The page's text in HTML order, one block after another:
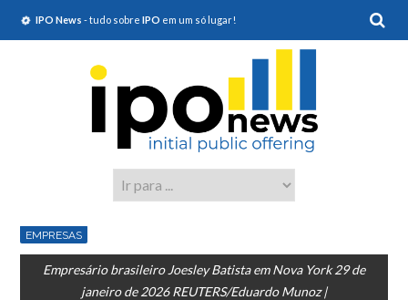
IPO News - tudo sobre IPO em um só lugar!
EMPRESAS
Empresário brasileiro Joesley Batista em Nova York 29 de
janeiro de 2026 REUTERS/Eduardo Munoz |